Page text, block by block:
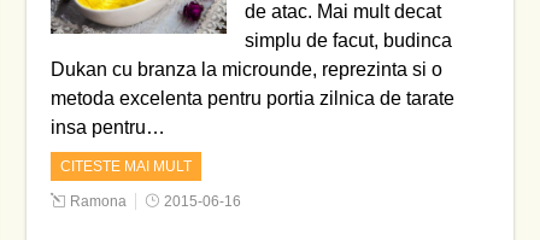
de atac. Mai mult decat
simplu de facut, budinca
Dukan cu branza la microunde, reprezinta si o
metoda excelenta pentru portia zilnica de tarate
insa pentru…
CITESTE MAI MULT
Ramona 2015-06-16